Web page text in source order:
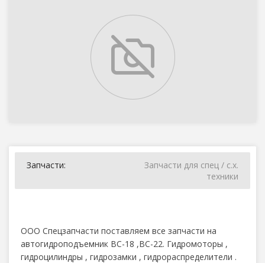
Запчасти:
Запчасти для спец / с.х.
техники
ООО Спецзапчасти поставляем все запчасти на
автогидроподъемник ВС-18 ,ВС-22. Гидромоторы ,
гидроцилиндры , гидрозамки , гидрораспределители .